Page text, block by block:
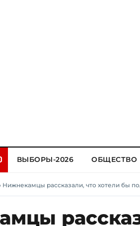
ВЫБОРЫ-2026 ОБЩЕСТВО
Нижнекамцы рассказали, что хотели бы